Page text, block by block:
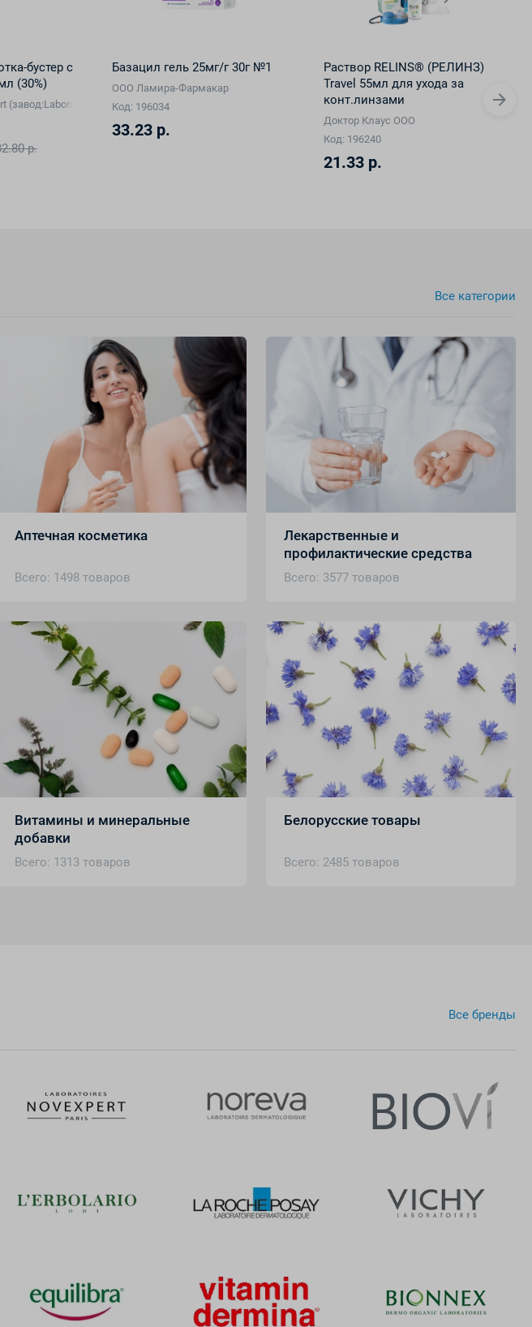
бустер с
(30%)
(завод:Laboratoires Blc Thalgo Cosmetic)
р.
Базацил гель 25мг/г 30г №1
ООО Ламира-Фармакар
Код: 196034
33.23 р.
Раствор RELINS® (РЕЛИНЗ)
Travel 55мл для ухода за
конт.линзами
Доктор Клаус ООО
Код: 196240
21.33 р.
Все категории
Аптечная косметика
Всего: 1498 товаров
Лекарственные и
профилактические средства
Всего: 3577 товаров
Витамины и минеральные
добавки
Всего: 1313 товаров
Белорусские товары
Всего: 2485 товаров
Все бренды